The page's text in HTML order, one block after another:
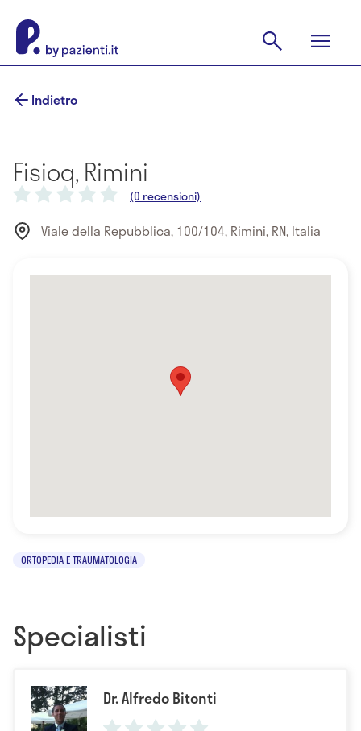
Indietro
Fisioq, Rimini
(0 recensioni)
Viale della Repubblica, 100/104, Rimini, RN, Italia
ORTOPEDIA E TRAUMATOLOGIA
Specialisti
Dr. Alfredo Bitonti